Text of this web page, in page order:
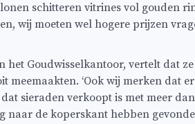
schitteren vitrines vol gouden
wij moeten wel hogere prijzen
het Goudwisselkantoor, vertelt dat
meemaakten. ‘Ook wij merken dat
sieraden verkoopt is met meer
naar de koperskant hebben